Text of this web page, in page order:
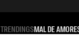
TRENDINGSMAL DE